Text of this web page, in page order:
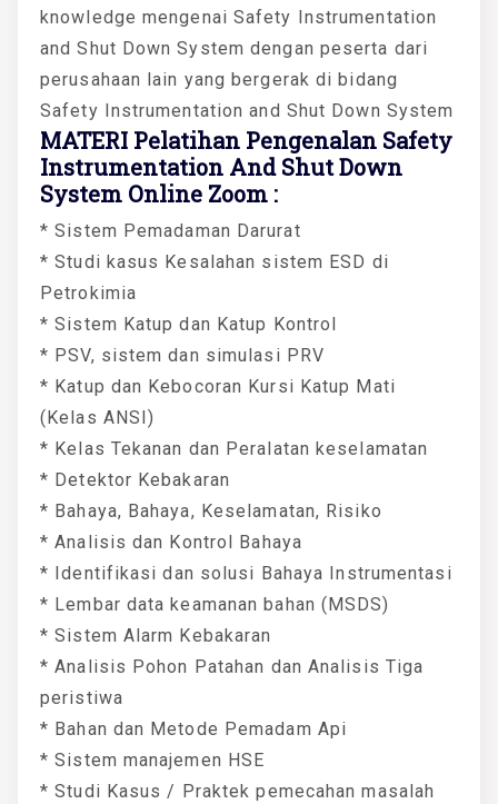
knowledge mengenai Safety Instrumentation
and Shut Down System dengan peserta dari
perusahaan lain yang bergerak di bidang
Safety Instrumentation and Shut Down System
MATERI Pelatihan Pengenalan Safety
Instrumentation And Shut Down
System Online Zoom :
* Sistem Pemadaman Darurat
* Studi kasus Kesalahan sistem ESD di
Petrokimia
* Sistem Katup dan Katup Kontrol
* PSV, sistem dan simulasi PRV
* Katup dan Kebocoran Kursi Katup Mati
(Kelas ANSI)
* Kelas Tekanan dan Peralatan keselamatan
* Detektor Kebakaran
* Bahaya, Bahaya, Keselamatan, Risiko
* Analisis dan Kontrol Bahaya
* Identifikasi dan solusi Bahaya Instrumentasi
* Lembar data keamanan bahan (MSDS)
* Sistem Alarm Kebakaran
* Analisis Pohon Patahan dan Analisis Tiga
peristiwa
* Bahan dan Metode Pemadam Api
* Sistem manajemen HSE
* Studi Kasus / Praktek pemecahan masalah